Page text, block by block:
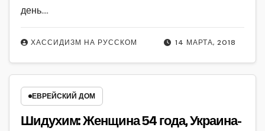
14 МАРТА, 2018
ХАССИДИЗМ НА РУССКОМ
день.…
ЕВРЕЙСКИЙ ДОМ
Шидухим: Женщина 54 года, Украина-